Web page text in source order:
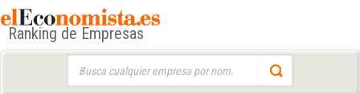
Ranking de Empresas